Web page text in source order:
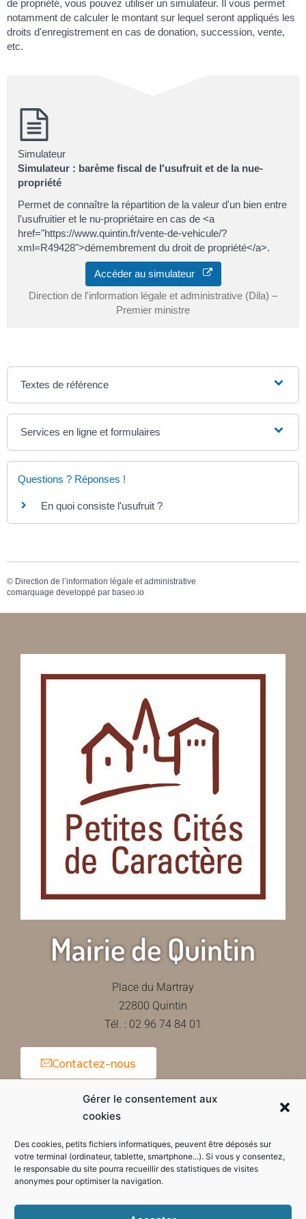
Gérer le consentement aux
cookies
Des cookies, petits fichiers informatiques, peuvent être déposés sur
votre terminal (ordinateur, tablette, smartphone...). Si vous y consentez,
le responsable du site pourra recueillir des statistiques de visites
anonymes pour optimiser la navigation.
de propriété, vous pouvez utiliser un simulateur. Il vous permet
notamment de calculer le montant sur lequel seront appliqués les
droits d'enregistrement en cas de donation, succession, vente,
etc.
Simulateur
Simulateur : barème fiscal de l'usufruit et de la nue-
propriété
Permet de connaître la répartition de la valeur d'un bien entre
l'usufruitier et le nu-propriétaire en cas de <a
href="https://www.quintin.fr/vente-de-vehicule/?
xml=R49428">démembrement du droit de propriété</a>.
Accéder au simulateur
Direction de l'information légale et administrative (Dila) –
Premier ministre
Textes de référence
Services en ligne et formulaires
Questions ? Réponses !
En quoi consiste l'usufruit ?
© Direction de l’information légale et administrative
comarquage developpé par baseo.io
Mairie de Quintin
Place du Martray
22800 Quintin
Tél. : 02 96 74 84 01
Contactez-nous
Horaires d'ouverture de la mairie